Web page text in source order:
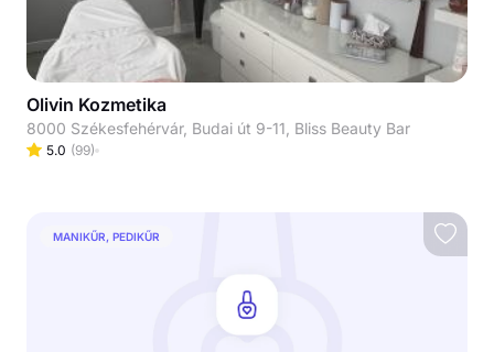
Olivin Kozmetika
8000 Székesfehérvár, Budai út 9-11, Bliss Beauty Bar
5.0 (99)
MANIKŰR, PEDIKŰR